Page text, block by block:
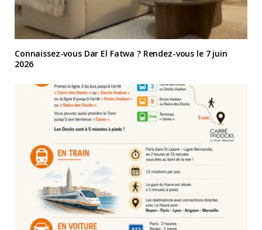
Connaissez-vous Dar El Fatwa ? Rendez-vous le 7 juin
2026